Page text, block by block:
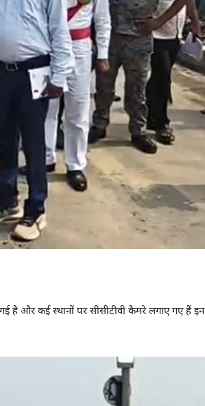
है और कई स्थानों पर सीसीटीवी कैमरे लगाए गए हैं इन